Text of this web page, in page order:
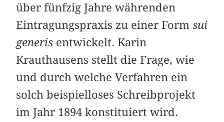
über fünfzig Jahre währenden
Eintragungspraxis zu einer Formsui
generis entwickelt. Karin
Krauthausens stellt die Frage, wie
und durch welche Verfahren ein
solch beispielloses Schreibprojekt
im Jahr 1894 konstituiert wird.